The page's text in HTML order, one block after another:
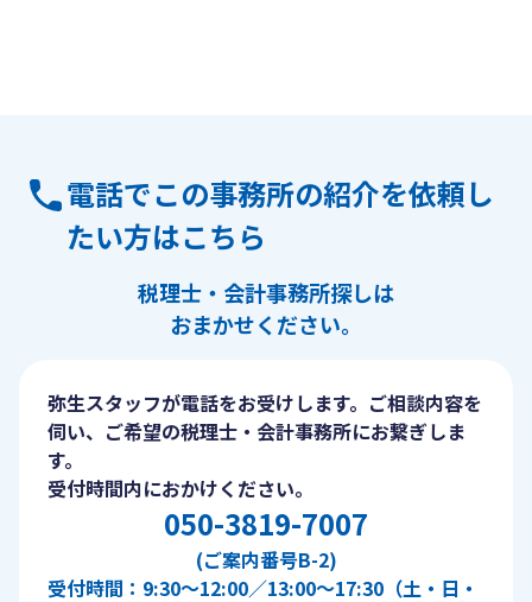
電話でこの事務所の紹介を依頼し
たい方はこちら
税理士・会計事務所探しは
おまかせください。
弥生スタッフが電話をお受けします。ご相談内容を
伺い、ご希望の税理士・会計事務所にお繋ぎしま
す。
受付時間内におかけください。
050-3819-7007
(ご案内番号B-2)
受付時間：9:30〜12:00／13:00〜17:30（土・日・